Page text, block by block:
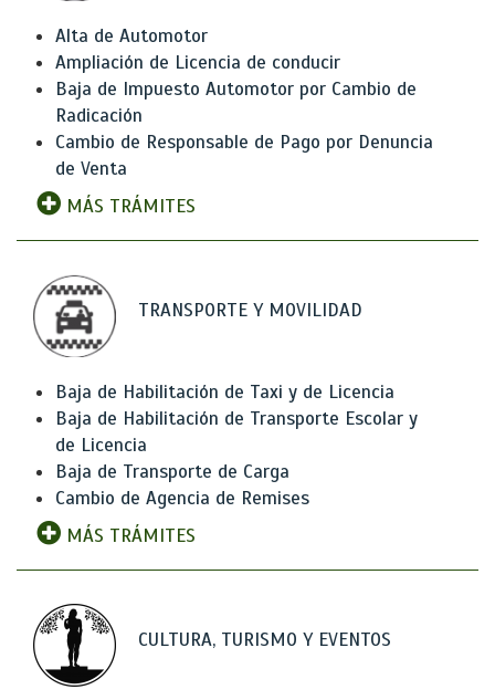
Alta de Automotor
Ampliación de Licencia de conducir
Baja de Impuesto Automotor por Cambio de
Radicación
Cambio de Responsable de Pago por Denuncia
de Venta
MÁS TRÁMITES
TRANSPORTE Y MOVILIDAD
Baja de Habilitación de Taxi y de Licencia
Baja de Habilitación de Transporte Escolar y
de Licencia
Baja de Transporte de Carga
Cambio de Agencia de Remises
MÁS TRÁMITES
CULTURA, TURISMO Y EVENTOS